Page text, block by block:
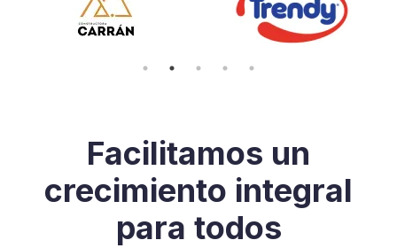
Facilitamos un
crecimiento integral
para todos